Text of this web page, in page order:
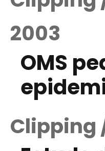
2003
OMS
Clipping